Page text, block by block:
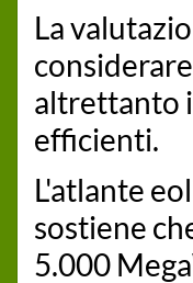
La
altrettanto
efficienti.
L'atlante
sostiene
5.000